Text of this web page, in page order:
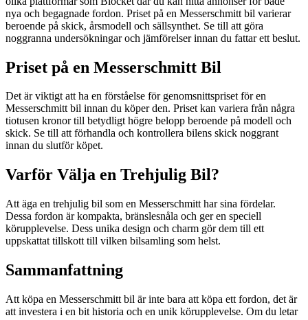
nya och begagnade fordon. Priset på en Messerschmitt bil varierar
beroende på skick, årsmodell och sällsynthet. Se till att göra
noggranna undersökningar och jämförelser innan du fattar ett beslut.
Priset på en Messerschmitt Bil
Det är viktigt att ha en förståelse för genomsnittspriset för en
Messerschmitt bil innan du köper den. Priset kan variera från några
tiotusen kronor till betydligt högre belopp beroende på modell och
skick. Se till att förhandla och kontrollera bilens skick noggrant
innan du slutför köpet.
Varför Välja en Trehjulig Bil?
Att äga en trehjulig bil som en Messerschmitt har sina fördelar.
Dessa fordon är kompakta, bränslesnåla och ger en speciell
körupplevelse. Dess unika design och charm gör dem till ett
uppskattat tillskott till vilken bilsamling som helst.
Sammanfattning
Att köpa en Messerschmitt bil är inte bara att köpa ett fordon, det är
att investera i en bit historia och en unik körupplevelse. Om du letar